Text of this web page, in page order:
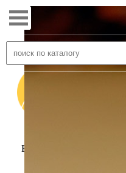
Выращивание и продажа